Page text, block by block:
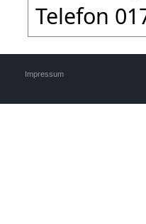
Telefon
Impressum